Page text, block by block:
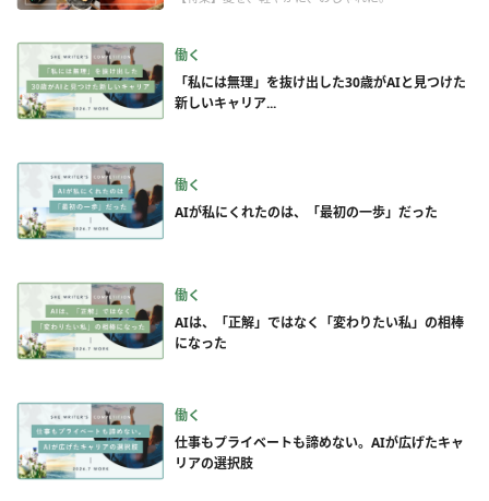
働く
「私には無理」を抜け出した30歳がAIと見つけた
新しいキャリア...
働く
AIが私にくれたのは、「最初の一歩」だった
働く
AIは、「正解」ではなく「変わりたい私」の相棒
になった
働く
仕事もプライベートも諦めない。AIが広げたキャ
リアの選択肢